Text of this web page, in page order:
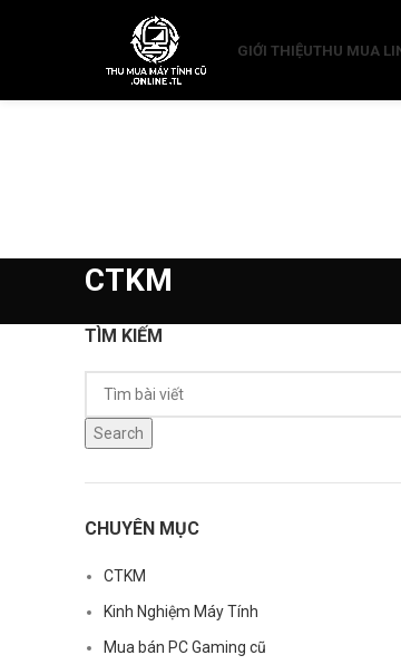
GIỚI THIỆUTHU MUA
CTKM
TÌM KIẾM
Search
CHUYÊN MỤC
CTKM
Kinh Nghiệm Máy Tính
Mua bán PC Gaming cũ